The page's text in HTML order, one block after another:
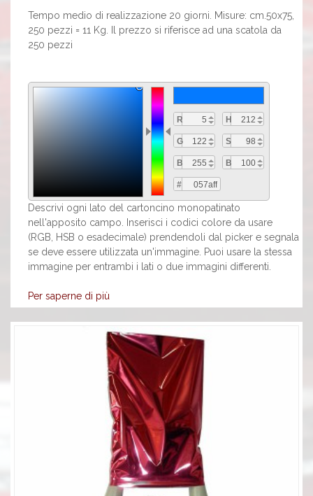
Tempo medio di realizzazione 20 giorni. Misure: cm.50x75,
250 pezzi = 11 Kg. Il prezzo si riferisce ad una scatola da
250 pezzi
#
R
G
B
H
S
B
Descrivi ogni lato del cartoncino monopatinato
nell'apposito campo. Inserisci i codici colore da usare
(RGB, HSB o esadecimale) prendendoli dal picker e segnala
se deve essere utilizzata un'immagine. Puoi usare la stessa
immagine per entrambi i lati o due immagini differenti.
Per saperne di più